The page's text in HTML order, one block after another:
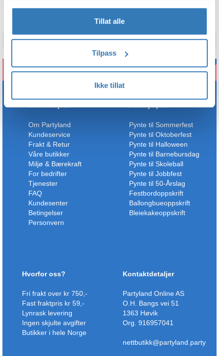
Tillat alle
Tilpass
Ikke tillat
Merke Joker
Om Partyland
Kundeservice
Frakt & Retur
Våre butikker
Miljø & Bærekraft
For bedrifter
Tjenester
FAQ
Kundesenter
Betingelser
Personvern
Pynte til Sommerfest
Pynte til Oktoberfest
Pynte til Halloween
Pynte til Barnebursdag
Pynte til Skoleball
Pynte til Jobbfest
Pynte til 50-Årslag
Festbordoppskrift
Ballongbueoppskrift
Bleiekakeoppskrift
Hvorfor oss?
Fri frakt over kr 750,-
Fast fraktpris kr 59,-
Lynrask levering
Ingen skjulte avgifter
Butikker i hele Norge
Kontaktdetaljer
Partyland Online AS
O.H. Bangs vei 51
1363 Høvik
Org. 916957041
nettbutikk@partyland.party